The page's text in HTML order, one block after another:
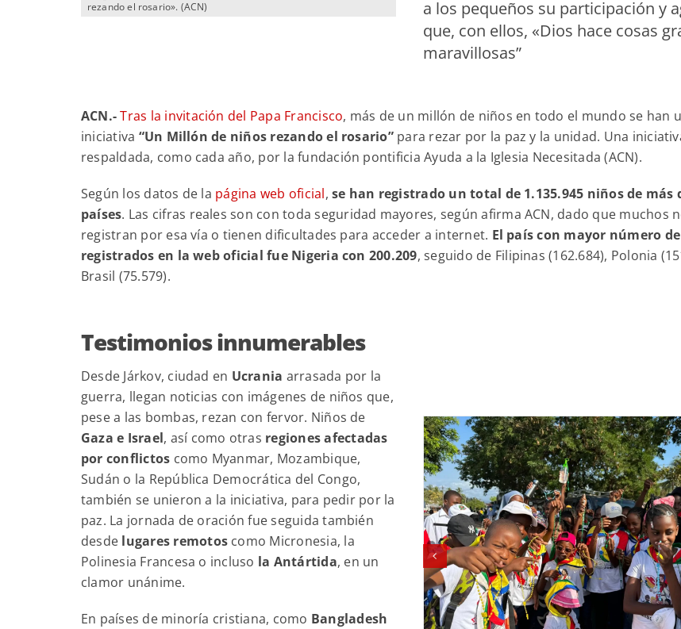
rezando el rosario». (ACN)
a los pequeños su participación y
que, con ellos, «Dios hace cosas
maravillosas”
ACN.-Tras la invitación del Papa Francisco, más de un millón de niños en todo el mundo se han
iniciativa “Un Millón de niños rezando el rosario”para rezar por la paz y la unidad. Una
respaldada, como cada año, por la fundación pontificia Ayuda a la Iglesia Necesitada (ACN).
Según los datos de la página web oficial,se han registrado un total de 1.135.945 niñosde más
países. Las cifras reales son con toda seguridad mayores, según afirma ACN, dado que muchos
registran por esa vía o tienen dificultades para acceder a internet. El país con mayor número
registrados en la web oficial fue Nigeria con 200.209, seguido de Filipinas (162.684), Polonia
Brasil (75.579).
Testimonios innumerables
Desde Járkov, ciudad en Ucrania arrasada por la
guerra, llegan noticias con imágenes de niños que,
pese a las bombas, rezan con fervor. Niños de
Gaza e Israel, así como otras regiones afectadas
por conflictos como Myanmar, Mozambique,
Sudán o la República Democrática del Congo,
también se unieron a la iniciativa, para pedir por la
paz. La jornada de oración fue seguida también
desde lugares remotos como Micronesia, la
Polinesia Francesa o incluso la Antártida, en un
clamor unánime.
En países de minoría cristiana, como Bangladesh